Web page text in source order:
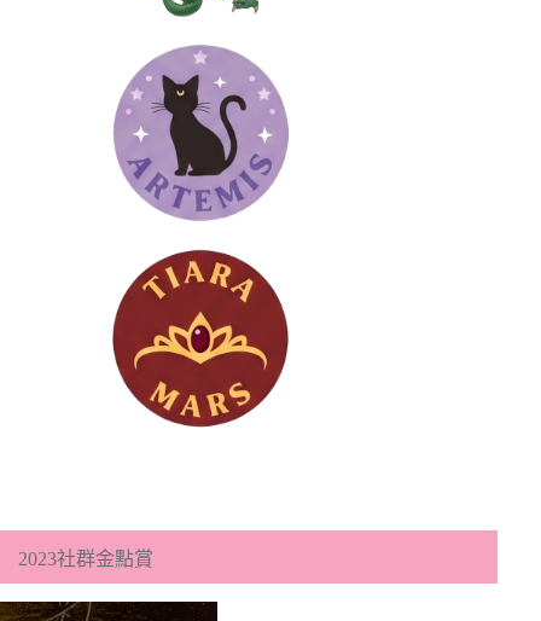
2023社群金點賞